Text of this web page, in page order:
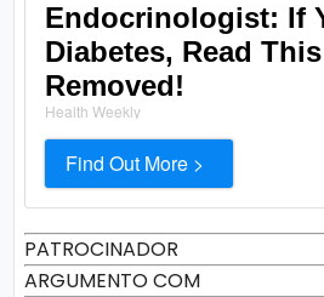
Endocrinologist: If
Diabetes, Read
Removed!
Health Weekly
Find Out More >
PATROCINADOR
ARGUMENTO COM